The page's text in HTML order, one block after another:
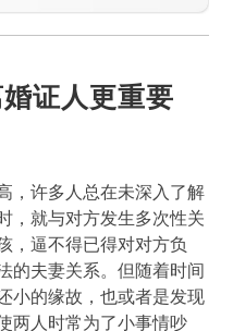
证人更重要
，许多人总在未深入了解
，就与对方发生多次性关
，逼不得已得对对方负
的夫妻关系。但随着时间
小的缘故，也或者是发现
两人时常为了小事情吵